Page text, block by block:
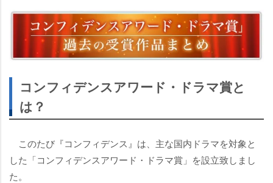
コンフィデンスアワード・ドラマ賞と
は？
このたび『コンフィデンス』は、主な国内ドラマを対象と
した「コンフィデンスアワード・ドラマ賞」を設立致しまし
た。